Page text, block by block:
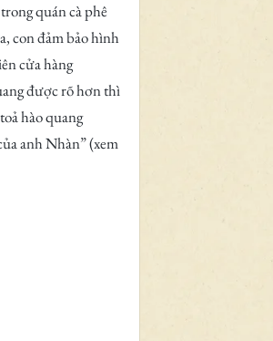
quán cà phê
con đảm bảo hình
cửa hàng
được rõ hơn thì
hào quang
anh Nhàn” (xem